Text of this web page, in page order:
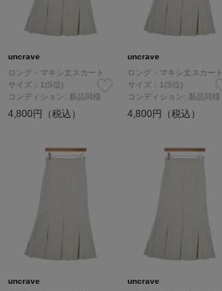
uncrave
ロング・マキシ丈スカート
サイズ：1(S位)
コンディション: 新品同様
4,800円（税込）
uncrave
ロング・マキシ丈スカート
サイズ：1(S位)
コンディション: 新品同様
4,800円（税込）
uncrave
uncrave